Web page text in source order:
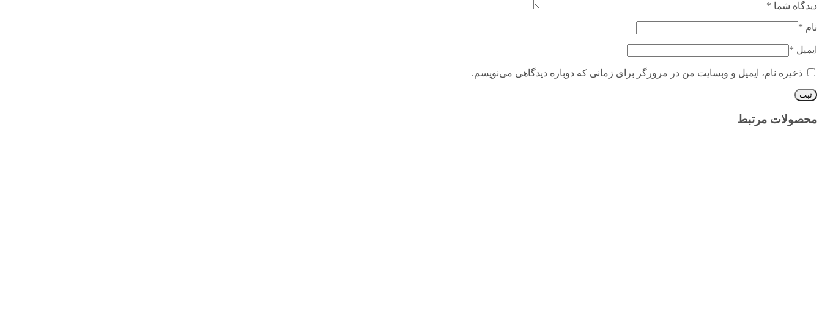
دیدگاه شما *
نام *
ایمیل *
ذخیره نام، ایمیل و وبسایت من در مرورگر برای زمانی که دوباره دیدگاهی می‌نویسم.
محصولات مرتبط